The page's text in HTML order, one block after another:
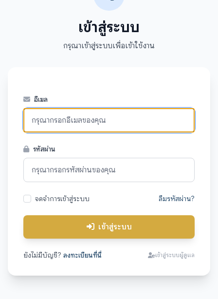
เข้าสู่ระบบ
กรุณาเข้าสู่ระบบเพื่อเข้าใช้งาน
อีเมล
รหัสผ่าน
จดจำการเข้าสู่ระบบ ลืมรหัสผ่าน?
เข้าสู่ระบบ
ยังไม่มีบัญชี? ลงทะเบียนที่นี่ เข้าสู่ระบบผู้ดูแล